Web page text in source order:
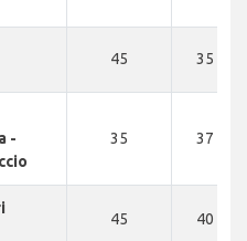
45 35 KM
-
35 37 KM
45 40 KM